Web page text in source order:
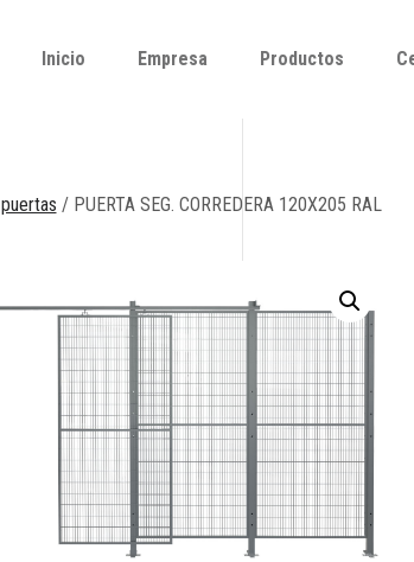
Inicio Empresa Productos
puertas / PUERTA SEG. CORREDERA 120X205 RAL